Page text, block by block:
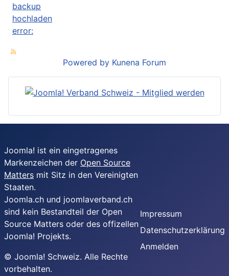
backup
hochladen
error:
Powered by Kunena Forum
Joomla! ist ein eingetragenes
Markenzeichen der Open Source
Matters mit Sitz in den Vereinigten
Staaten.
Joomla.ch und joomlaverband.ch
sind kein Bestandteil der Open
Source Matters oder des offizellen
Joomla! Projekts.
© Joomla! Schweiz. Alle Rechte
vorbehalten.
Impressum
Datenschutzerklärung
Anmelden